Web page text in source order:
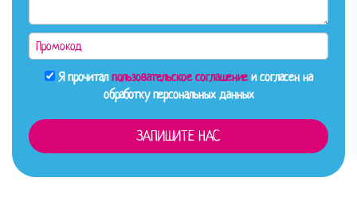
Я прочиталпользовательское соглашениеи согласен на
обработку персональных данных